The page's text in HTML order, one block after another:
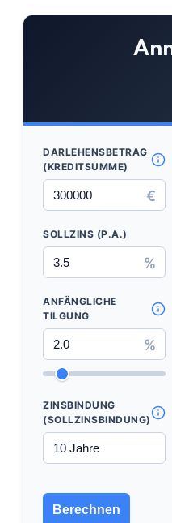
DARLEHENSBETRAG
(KREDITSUMME)
€
SOLLZINS (P.A.)
%
ANFÄNGLICHE
TILGUNG
%
ZINSBINDUNG
(SOLLZINSBINDUNG)
Berechnen